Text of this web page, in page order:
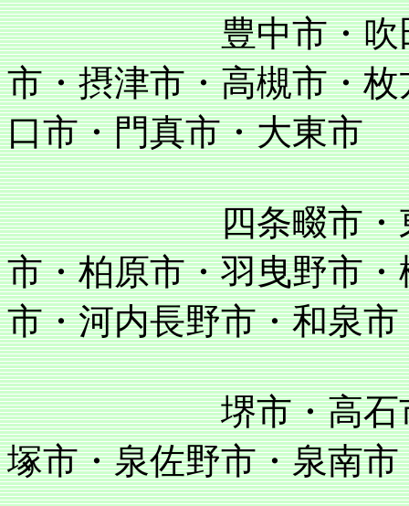
豊中市・吹田市・
市・摂津市・高槻市・
口市・門真市・大東市
四条畷市・東大
市・柏原市・羽曳野市
市・河内長野市・和泉市
堺市・高石市・泉
塚市・泉佐野市・泉南